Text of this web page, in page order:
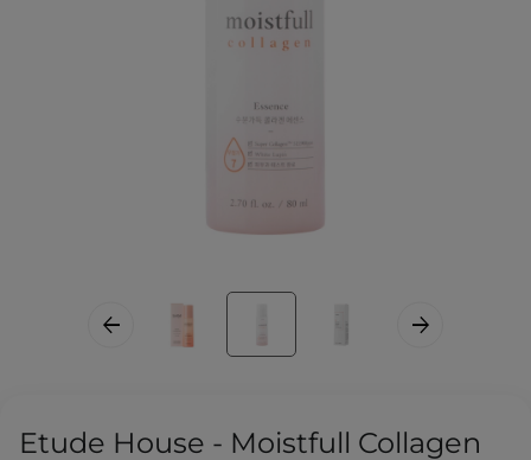
Etude House - Moistfull Collagen